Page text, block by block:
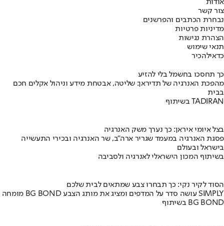
אודות
צור קשר
נבחרת הכתבים והפרשנים
מדיניות פרטיות
הצהרת נגישות
תנאי שימוש
כדאילהכיר
כך תחסכו בחשמל בלי להזיע
מהפכת האנרגיה של תדיראן: שליטה, אבטחת מידע וניהול אקלים חכם
בבית
בשיתוף TADIRAN
בצל איומי איראן: כך נערך משק האנרגיה
פסגת האנרגיה במעמד שגריר ארה"ב, שר האנרגיה ובכירי התעשייה
בישראל ובעולם
בשיתוף המכון הישראלי לאנרגיה ולסביבה
הסוד לקיר נקי: כך תבחרו צבע שמתאים לבית שלכם
מומחה BG BOND עושה סדר על המדפים ומציג את מותג הצבע SIMPLY
בשיתוף BG BOND